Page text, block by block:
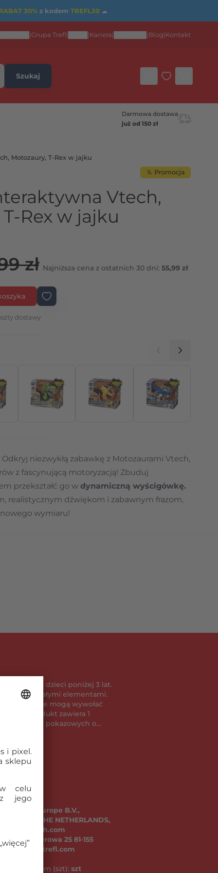
30%z kodem TREFL30 ☁
Grupa Trefl Kariera Blog Kontakt
Szukaj
Darmowa dostawa
już od 150 zł
image
Motozaury, T-Rex w jajku
％ Promocja
Vtech,
Rex w jajku
zł Najniższa cena z ostatnich 30 dni: 55,99 zł
dostawy
Odkryj niezwykłą zabawkę z Motozaurami Vtech,
z fascynującą motoryzacją! Zbuduj
przekształć go w dynamiczną wyścigówkę.
realistycznym dźwiękom i zabawnym frazom,
nowego wymiaru!
dla dzieci poniżej 3 lat.
się małymi elementami.
błyski, które mogą wywołać
do celów pokazowych o
baterie zawierają substancje,
dla środowiska i zdrowia
BATERII Baterie
pozwalają jedynie na jego
nie są natomiast
użytkowania. W
wyłącznie baterie
Nie należy stosować baterii
baterii. Baterie należy
Europe B.V.,
Weert, THE NETHERLANDS,
Kontenerowa 25 81-155
www.trefl.com
zbiorczym (szt): szt